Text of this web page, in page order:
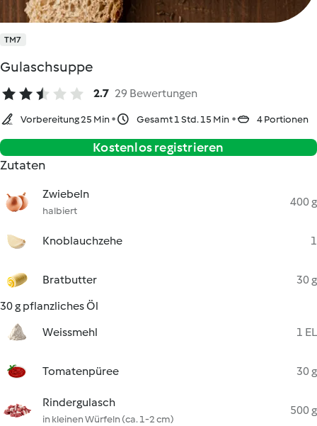
TM7
Gulaschsuppe
2.7 29 Bewertungen
Vorbereitung 25 Min Gesamt 1 Std. 15 Min 4 Portionen
Kostenlos registrieren
Zutaten
Zwiebeln
halbiert
400 g
Knoblauchzehe 1
Bratbutter
30 g
30 g pflanzliches Öl
Weissmehl
1 EL
Tomatenpüree 30 g
Rindergulasch
in kleinen Würfeln (ca. 1-2 cm)
500 g